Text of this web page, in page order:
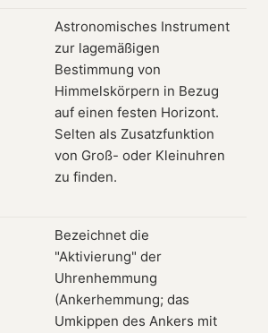
Astronomisches Instrument
zur lagemäßigen
Bestimmung von
Himmelskörpern in Bezug
auf einen festen Horizont.
Selten als Zusatzfunktion
von Groß- oder Kleinuhren
zu finden.
Bezeichnet die
"Aktivierung" der
Uhrenhemmung
(Ankerhemmung; das
Umkippen des Ankers mit